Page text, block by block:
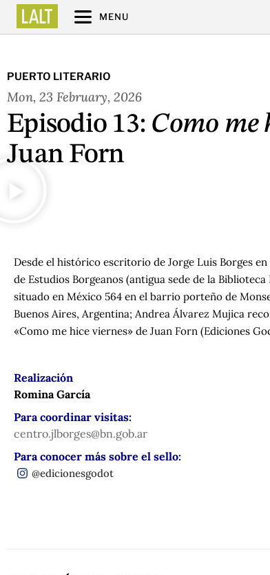
MENU
PUERTO LITERARIO
Mon, 23 February, 2026
Episodio 13: Como me
Juan Forn
Desde el histórico escritorio de Jorge Luis Borges
de Estudios Borgeanos (antigua sede de la Biblioteca
situado en México 564 en el barrio porteño de
Buenos Aires, Argentina; Andrea Álvarez Mujica
«Como me hice viernes» de Juan Forn (Ediciones
Realización
Romina García
Para coordinar visitas:
centro.jlborges@bn.gob.ar
Para conocer más sobre el sello:
@edicionesgodot